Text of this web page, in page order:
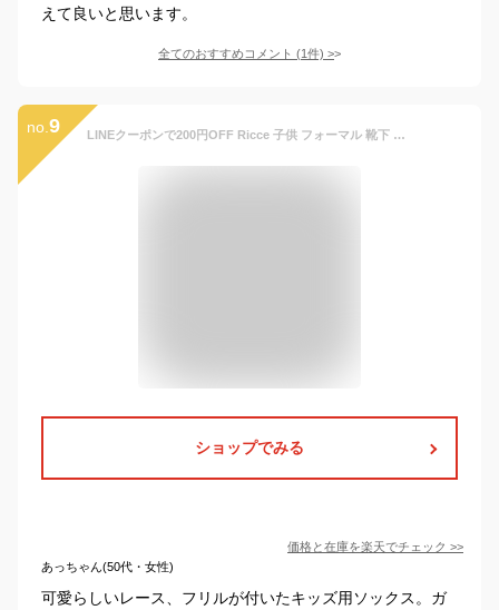
えて良いと思います。
全てのおすすめコメント (1件) >
no. 9 LINEクーポンで200円OFF Ricce 子供 フォーマル 靴下 女の子 フリル レース 無地 白 フォーマルソックス ソックス 子供 キッズ くるぶし アンクル 薄手 冠婚葬祭 結婚式 七五三 お受験 発表会 入学式 卒業式 入園式 卒園式 葬儀 通園 通学 ホワイト
ショップでみる
価格と在庫を楽天でチェック >>
あっちゃん(50代・女性)
可愛らしいレース、フリルが付いたキッズ用ソックス。ガ